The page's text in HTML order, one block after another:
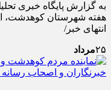
به گزارش پایگاه خبری
هفته شهرستان کوهدشت،
انتهای خبر/
۲۵مرداد